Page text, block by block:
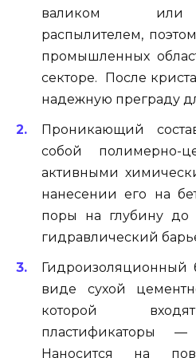
валиком или
распылителем,
промышленных
секторе. После
надежную преграду
Проникающий
собой полимерно-
активными
нанесении его на
поры на глубину до
гидравлический
Гидроизоляционный
виде сухой
которой
пластификаторы
Наносится на